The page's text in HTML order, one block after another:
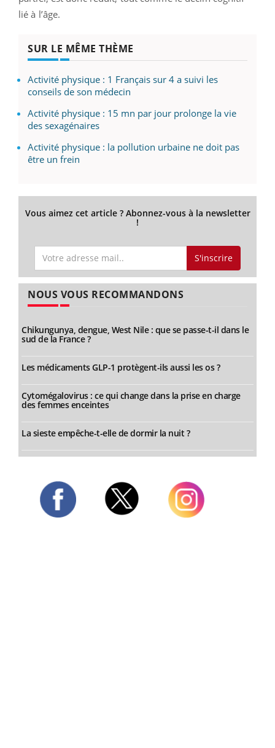
lié à l’âge.
SUR LE MÊME THÈME
Activité physique : 1 Français sur 4 a suivi les
conseils de son médecin
Activité physique : 15 mn par jour prolonge la vie
des sexagénaires
Activité physique : la pollution urbaine ne doit pas
être un frein
Vous aimez cet article ? Abonnez-vous à la newsletter
!
S'inscrire
NOUS VOUS RECOMMANDONS
Chikungunya, dengue, West Nile : que se passe-t-il dans le
sud de la France ?
Les médicaments GLP-1 protègent-ils aussi les os ?
Cytomégalovirus : ce qui change dans la prise en charge
des femmes enceintes
La sieste empêche-t-elle de dormir la nuit ?